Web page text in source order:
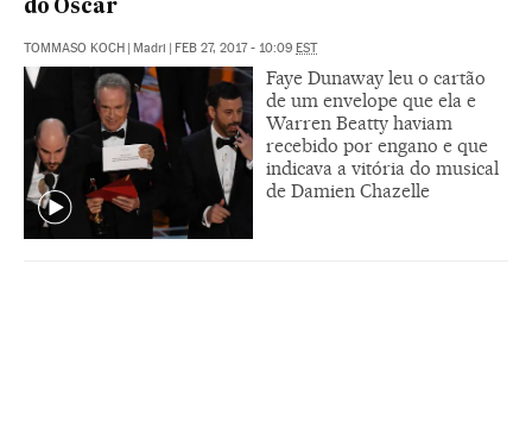
do Oscar
TOMMASO KOCH | Madri | FEB 27, 2017 - 10:09 EST
Faye Dunaway leu o cartão
de um envelope que ela e
Warren Beatty haviam
recebido por engano e que
indicava a vitória do musical
de Damien Chazelle